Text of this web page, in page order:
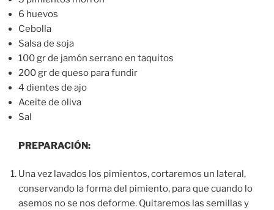
6 huevos
Cebolla
Salsa de soja
100 gr de jamón serrano en taquitos
200 gr de queso para fundir
4 dientes de ajo
Aceite de oliva
Sal
PREPARACIÓN:
Una vez lavados los pimientos, cortaremos un lateral,
conservando la forma del pimiento, para que cuando lo
asemos no se nos deforme. Quitaremos las semillas y